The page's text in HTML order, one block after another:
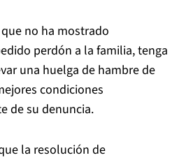
no ha mostrado
perdón a la familia, tenga
una huelga de hambre de
condiciones
de su denuncia.
la resolución de